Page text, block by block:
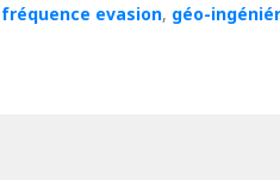
fréquence evasion, géo-